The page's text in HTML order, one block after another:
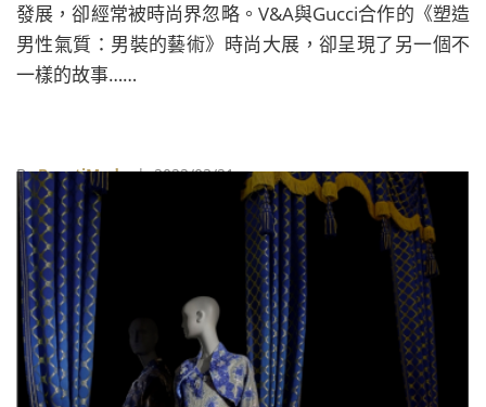
發展，卻經常被時尚界忽略。V&A與Gucci合作的《塑造
男性氣質：男裝的藝術》時尚大展，卻呈現了另一個不
一樣的故事……
ByBeautiMode| 2022/03/21